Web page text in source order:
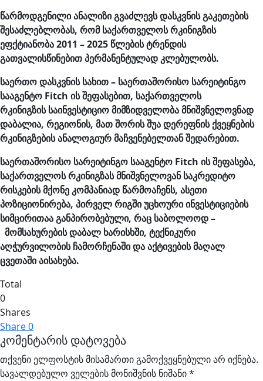
წარმოდგენილი ანალიზი გვაძლევს დასკვნის გაკეთების
შესაძლებლობას, რომ საქართველოს რკინიგზის
ეფქტიანობა 2011 – 2025 წლების ტრენდის
გათვალისწინებით პერმანენტულად კლებულობს.
საერთო დასკვნის სახით – საერთაშორისო სარეიტინგო
სააგენტო Fitch ის შეფასებით, საქართველოს
რკინიგზის საინვესტიციო მიმზიდველობა მნიშვნელოვნად
დაბალია, რეგიონის, მათ შორის შუა დერეფნის ქვეყნების
რკინიგზების ანალოგიურ მაჩვენებელთან შედარებით.
საერთაშორისო სარეიტინგო სააგენტო Fitch ის შეფასება,
საქართველოს რკინიგზას მნიშვნელოვან საკრედიტო
რისკების მქონე კომპანიად წარმოაჩენს, ასეთი
პოზიციონირება, პირველ რიგში უცხოური ინვესტიციების
სიმცირითაა განპირობებული, რაც საბოლოოდ –
მომსახურების დაბალ ხარისხში, ტექნიკური
აღჭურვილობის ჩამორჩენაშიდა აქტივების მაღალ
ცვეთაში აისახება.
Total
0
Shares
Share0
კომენტარის დატოვება
თქვენი ელფოსტის მისამართი გამოქვეყნებული არ იქნება.
სავალდებულო ველების მონიშვნის ნიშანი*